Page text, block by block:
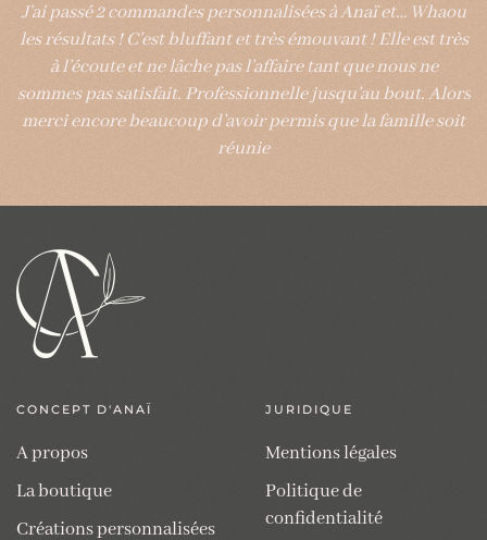
J’ai passé 2 commandes personnalisées à Anaï et… Whaou
les résultats ! C’est bluffant et très émouvant ! Elle est très
à l’écoute et ne lâche pas l’affaire tant que nous ne
sommes pas satisfait. Professionnelle jusqu’au bout. Alors
merci encore beaucoup d’avoir permis que la famille soit
réunie
CONCEPT D'ANAÏ
A propos
La boutique
Créations personnalisées
JURIDIQUE
Mentions légales
Politique de
confidentialité